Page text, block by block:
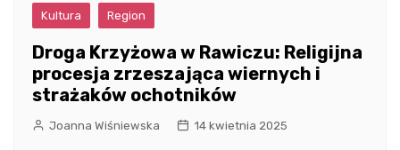
Kultura Region
Droga Krzyżowa w Rawiczu: Religijna
procesja zrzeszająca wiernych i
strażaków ochotników
Joanna Wiśniewska 14 kwietnia 2025